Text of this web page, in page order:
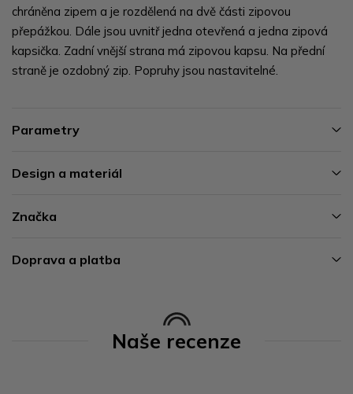
chráněna zipem a je rozdělená na dvě části zipovou
přepážkou. Dále jsou uvnitř jedna otevřená a jedna zipová
kapsička. Zadní vnější strana má zipovou kapsu. Na přední
straně je ozdobný zip. Popruhy jsou nastavitelné.
Parametry
Design a materiál
Značka
Doprava a platba
Naše recenze